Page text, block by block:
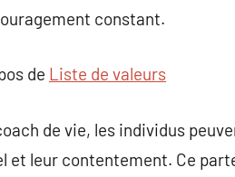
constant.
de Liste de valeurs
de vie, les individus
et leur contentement. Ce